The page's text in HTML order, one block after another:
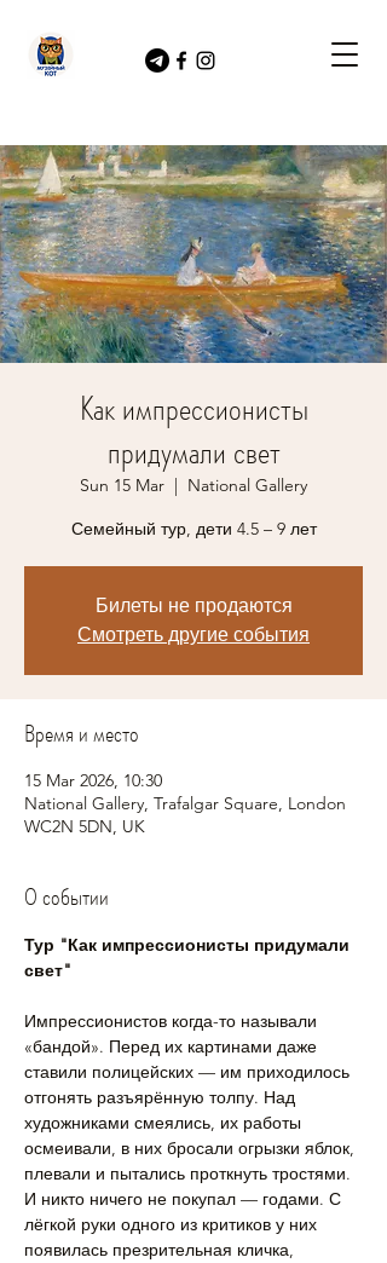
Как импрессионисты
придумали свет
Sun 15 Mar
  |
National Gallery
Семейный тур, дети 4.5 – 9 лет
Билеты не продаются
Смотреть другие события
Время и место
15 Mar 2026, 10:30
National Gallery, Trafalgar Square, London
WC2N 5DN, UK
О событии
Тур "Как импрессионисты придумали
свет"
Импрессионистов когда-то называли
«бандой». Перед их картинами даже
ставили полицейских — им приходилось
отгонять разъярённую толпу. Над
художниками смеялись, их работы
осмеивали, в них бросали огрызки яблок,
плевали и пытались проткнуть тростями.
И никто ничего не покупал — годами. С
лёгкой руки одного из критиков у них
появилась презрительная кличка,